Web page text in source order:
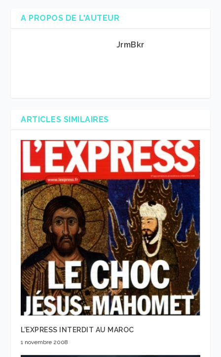
A PROPOS DE L'AUTEUR
JrmBkr
ARTICLES SIMILAIRES
L’EXPRESS INTERDIT AU MAROC
1 novembre 2008